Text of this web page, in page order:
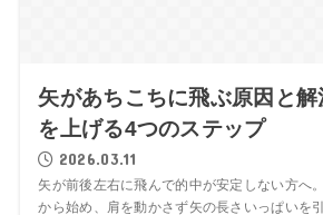
矢があちこちに飛ぶ原因と
を上げる4つのステップ
2026.03.11
矢が前後左右に飛んで的中が安定しない方へ
から始め、肩を動かさず矢の長さいっぱいを